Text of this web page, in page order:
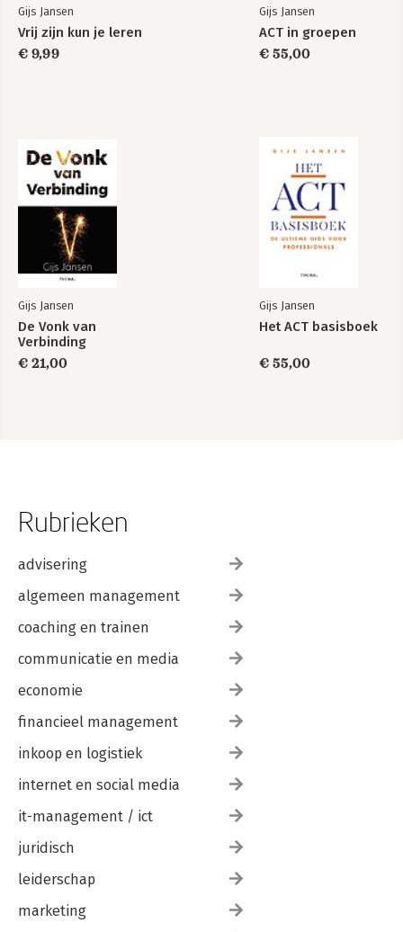
Gijs Jansen
Vrij zijn kun je leren
€ 9,99
Gijs Jansen
ACT in groepen
€ 55,00
Gijs Jansen
De Vonk van
Verbinding
€ 21,00
Gijs Jansen
Het ACT basisboek
€ 55,00
Rubrieken
advisering
algemeen management
coaching en trainen
communicatie en media
economie
financieel management
inkoop en logistiek
internet en social media
it-management / ict
juridisch
leiderschap
marketing